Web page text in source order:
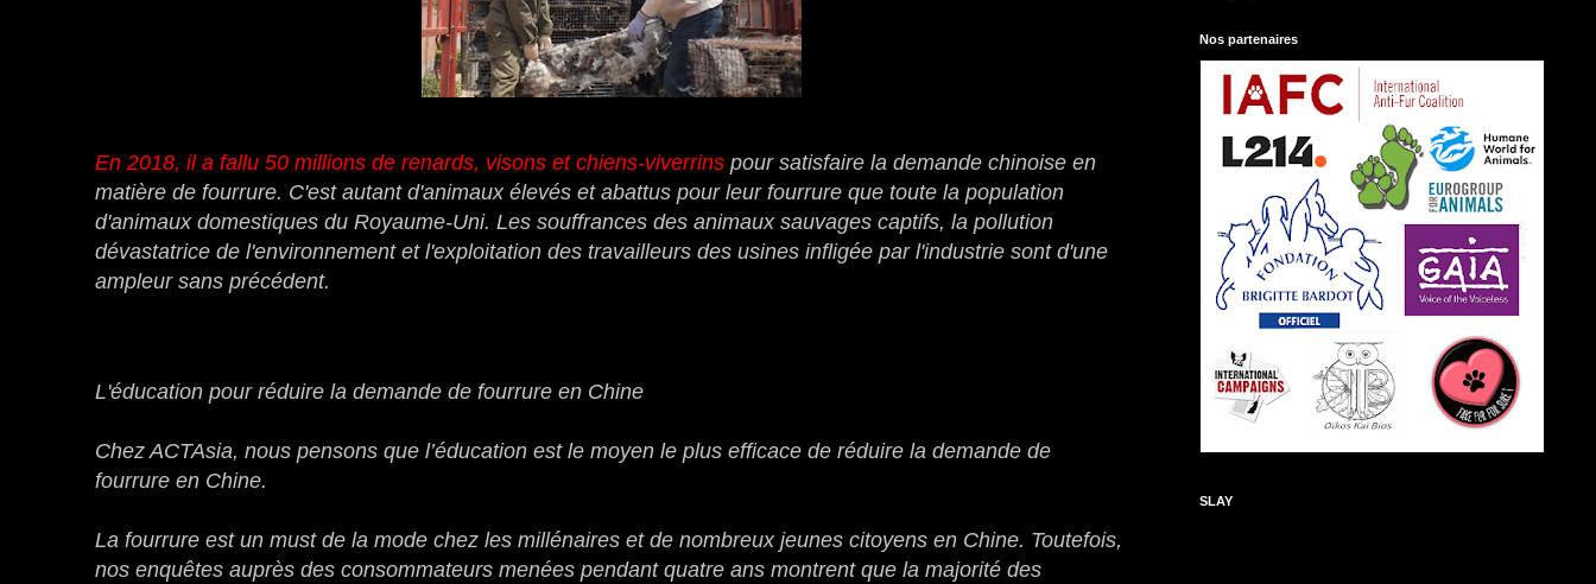
En 2018, il a fallu 50 millions de renards, visons et chiens-viverrins pour satisfaire la demande chinoise en
matière de fourrure. C'est autant d'animaux élevés et abattus pour leur fourrure que toute la population
d'animaux domestiques du Royaume-Uni. Les souffrances des animaux sauvages captifs, la pollution
dévastatrice de l'environnement et l'exploitation des travailleurs des usines infligée par l'industrie sont d'une
ampleur sans précédent.
L'éducation pour réduire la demande de fourrure en Chine
Chez ACTAsia, nous pensons que l’éducation est le moyen le plus efficace de réduire la demande de
fourrure en Chine.
La fourrure est un must de la mode chez les millénaires et de nombreux jeunes citoyens en Chine. Toutefois,
nos enquêtes auprès des consommateurs menées pendant quatre ans montrent que la majorité des
Nos partenaires
SLAY